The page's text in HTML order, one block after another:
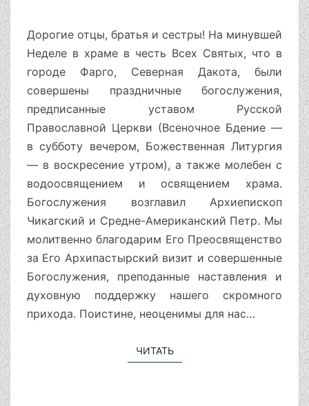
17-
18
ИЮНЯ
2017
Г.
Дорогие отцы, братья и сестры! На минувшей
Неделе в храме в честь Всех Святых, что в
городе Фарго, Северная Дакота, были
совершены праздничные богослужения,
предписанные уставом Русской
Православной Церкви (Всеночное Бдение —
в субботу вечером, Божественная Литургия
— в воскресение утром), а также молебен с
водоосвящением и освящением храма.
Богослужения возглавил Архиепископ
Чикагский и Средне-Американский Петр. Мы
молитвенно благодарим Его Преосвященство
за Его Архипастырский визит и совершенные
Богослужения, преподанные наставления и
духовную поддержку нашего скромного
прихода. Поистине, неоценимы для нас…
ЧИТАТЬЧИТАТЬ